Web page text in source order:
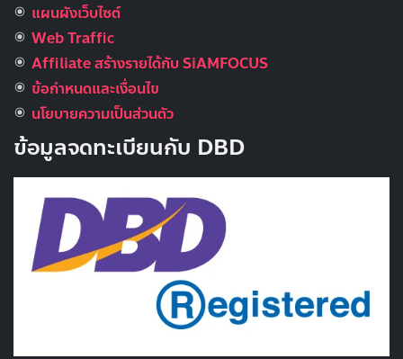
แผนผังเว็บไซต์
Web Traffic
Affiliate สร้างรายได้กับ SiAMFOCUS
ข้อกำหนดและเงื่อนไข
นโยบายความเป็นส่วนตัว
ข้อมูลจดทะเบียนกับ DBD